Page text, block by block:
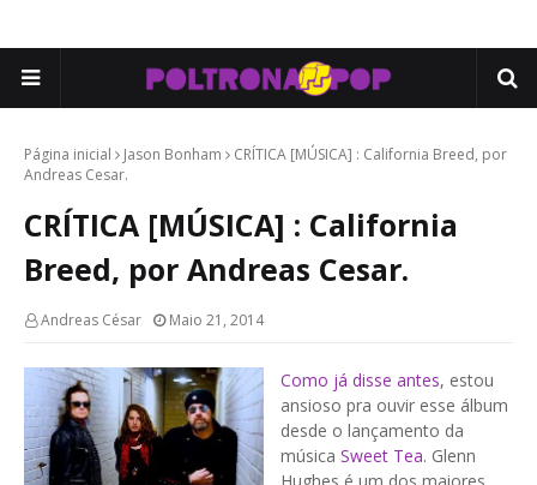
Página inicial Jason Bonham
CRÍTICA [MÚSICA] : California Breed, por
Andreas Cesar.
CRÍTICA [MÚSICA] : California
Breed, por Andreas Cesar.
Andreas César Maio 21, 2014
Como já disse antes, estou
ansioso pra ouvir esse álbum
desde o lançamento da
música Sweet Tea. Glenn